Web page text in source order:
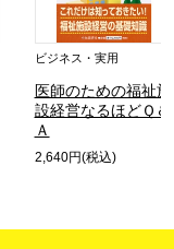
ビジネス・実用
医師のための福祉施
設経営なるほどＱ＆
Ａ
2,640円(税込)